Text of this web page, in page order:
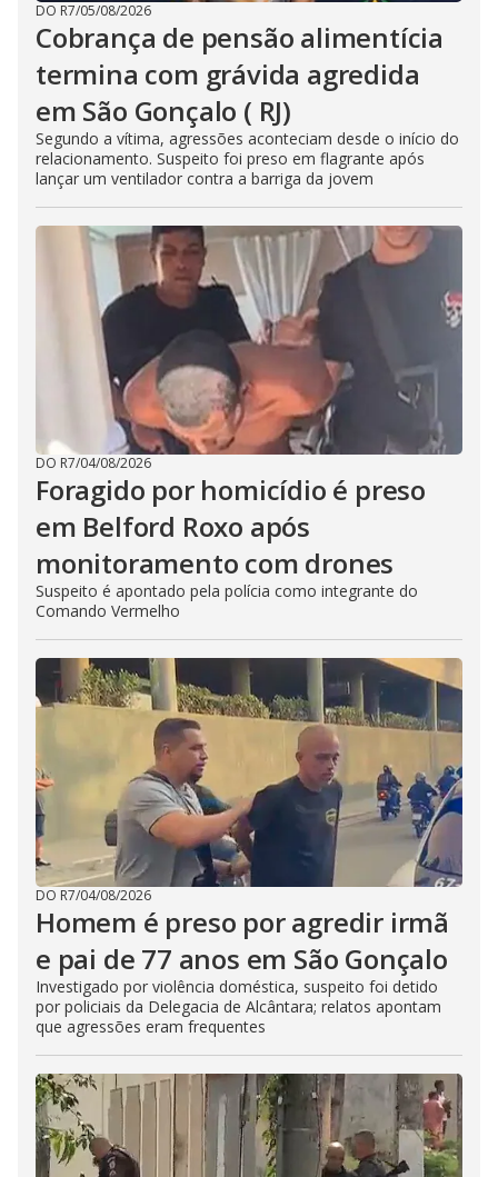
DO R7/05/08/2026
Cobrança de pensão alimentícia
termina com grávida agredida
em São Gonçalo ( RJ)
Segundo a vítima, agressões aconteciam desde o início do
relacionamento. Suspeito foi preso em flagrante após
lançar um ventilador contra a barriga da jovem
DO R7/04/08/2026
Foragido por homicídio é preso
em Belford Roxo após
monitoramento com drones
Suspeito é apontado pela polícia como integrante do
Comando Vermelho
DO R7/04/08/2026
Homem é preso por agredir irmã
e pai de 77 anos em São Gonçalo
Investigado por violência doméstica, suspeito foi detido
por policiais da Delegacia de Alcântara; relatos apontam
que agressões eram frequentes